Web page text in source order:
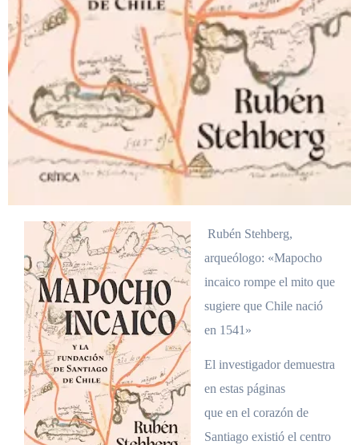
Rubén Stehberg,
arqueólogo: «Mapocho
incaico rompe el mito que
sugiere que Chile nació
en 1541»
El investigador demuestra
en estas páginas
que en el corazón de
Santiago existió el centro